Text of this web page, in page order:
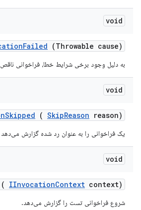
void
Failed (Throwable cause)
به دلیل وجود برخی شرایط خطا، فراخوانی
void
Skipped ( SkipReason reason)
یک فراخوانی را به عنوان رد شده گزارش می‌دهد
void
( IInvocationContext context)
شروع فراخوانی تست را گزارش می‌دهد.